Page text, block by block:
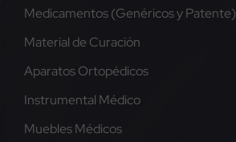
Medicamentos (Genéricos y Patente)
Material de Curación
Aparatos Ortopédicos
Instrumental Médico
Muebles Médicos